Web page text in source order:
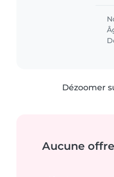
Dézoomer
Aucune